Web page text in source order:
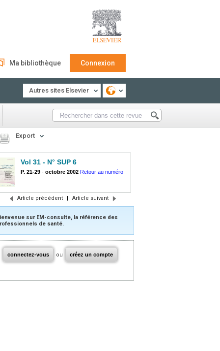
Ma bibliothèque Connexion
Autres sites Elsevier
Export
Vol 31 - N° SUP 6
P. 21-29 - octobre 2002 Retour au numéro
Article précédent | Article suivant
sur EM-consulte, la référence des
de santé.
connectez-vous ou créez un compte